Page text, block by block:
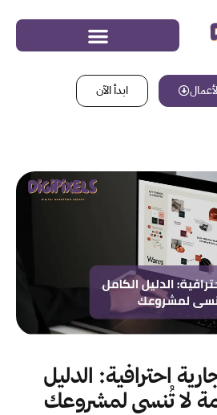
ابدأ الآن
احترافية: الدليل
لا تُنسى لمشروعك